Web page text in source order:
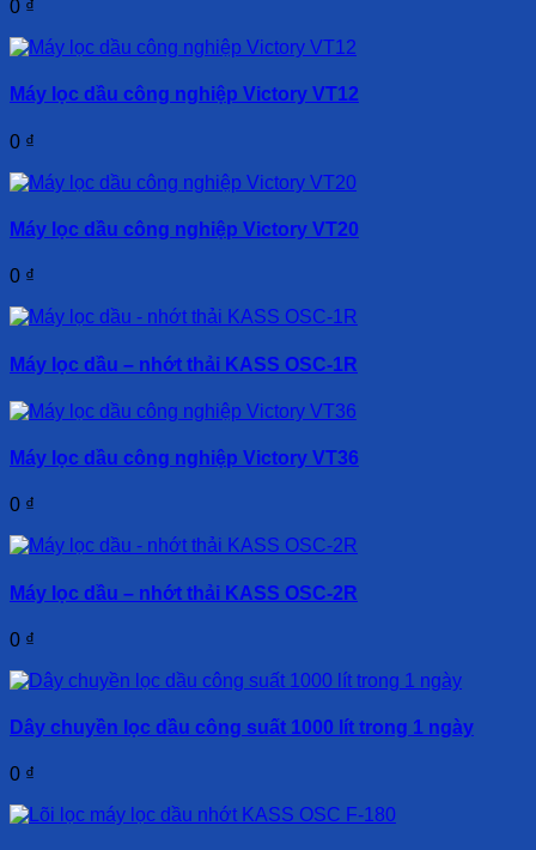
0 ₫
Máy lọc dầu công nghiệp Victory VT12
0 ₫
Máy lọc dầu công nghiệp Victory VT20
0 ₫
Máy lọc dầu – nhớt thải KASS OSC-1R
Máy lọc dầu công nghiệp Victory VT36
0 ₫
Máy lọc dầu – nhớt thải KASS OSC-2R
0 ₫
Dây chuyền lọc dầu công suất 1000 lít trong 1 ngày
0 ₫